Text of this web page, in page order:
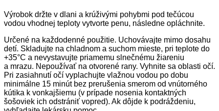
Výrobok držte v dlani a krúživými pohybmi pod tečúcou
vodou vhodnej teploty vytvorte penu, následne opláchnite.
Určené na každodenné použitie. Uchovávajte mimo dosahu
detí. Skladujte na chladnom a suchom mieste, pri teplote do
+35°C a nevystavujte priamemu slnečnému žiareniu
a mrazu. Nepoužívať na otvorené rany. Vyhnite sa oblasti očí.
Pri zasiahnutí očí vyplachujte vlažnou vodou po dobu
minimálne 15 minút bez prerušenia smerom od vnútorného
kútika k vonkajšiemu (v prípade nosenia kontaktných
šošoviek ich odstrániť vopred). Ak dôjde k podráždeniu,